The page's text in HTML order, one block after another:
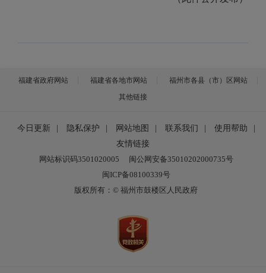
福建省政府网站 福建省各地市网站
福州市各县（市）区网站
其他链接
今日更新 隐私保护 网站地图 联系我们 使用帮助
友情链接
网站标识码3501020005
闽公网安备35010202000735号
闽ICP备08100339号
版权所有：© 福州市鼓楼区人民政府